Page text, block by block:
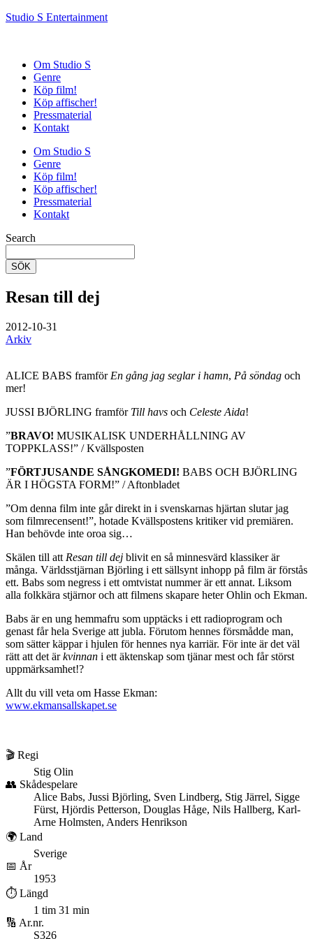
Studio S Entertainment
Om Studio S
Genre
Köp film!
Köp affischer!
Pressmaterial
Kontakt
Om Studio S
Genre
Köp film!
Köp affischer!
Pressmaterial
Kontakt
Search
SÖK
Resan till dej
2012-10-31
Arkiv
ALICE BABS framför En gång jag seglar i hamn, På söndag och
mer!
JUSSI BJÖRLING framför Till havs och Celeste Aida!
”BRAVO! MUSIKALISK UNDERHÅLLNING AV
TOPPKLASS!” / Kvällsposten
”FÖRTJUSANDE SÅNGKOMEDI! BABS OCH BJÖRLING
ÄR I HÖGSTA FORM!” / Aftonbladet
”Om denna film inte går direkt in i svenskarnas hjärtan slutar jag
som filmrecensent!”, hotade Kvällspostens kritiker vid premiären.
Han behövde inte oroa sig…
Skälen till att Resan till dej blivit en så minnesvärd klassiker är
många. Världsstjärnan Björling i ett sällsynt inhopp på film är förstås
ett. Babs som negress i ett omtvistat nummer är ett annat. Liksom
alla folkkära stjärnor och att filmens skapare heter Ohlin och Ekman.
Babs är en ung hemmafru som upptäcks i ett radioprogram och
genast får hela Sverige att jubla. Förutom hennes försmådde man,
som sätter käppar i hjulen för hennes nya karriär. För inte är det väl
rätt att det ärkvinnan i ett äktenskap som tjänar mest och får störst
uppmärksamhet!?
Allt du vill veta om Hasse Ekman:
www.ekmansallskapet.se
🎬 Regi
Stig Olin
👥 Skådespelare
Alice Babs, Jussi Björling, Sven Lindberg, Stig Järrel, Sigge
Fürst, Hjördis Petterson, Douglas Håge, Nils Hallberg, Karl-
Arne Holmsten, Anders Henrikson
🌍 Land
Sverige
📅 År
1953
⏱️ Längd
1 tim 31 min
🔢 Ar.nr.
S326